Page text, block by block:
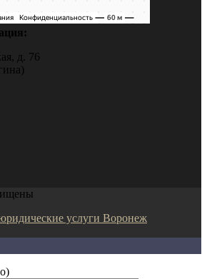
д. 76
услуги Воронеж